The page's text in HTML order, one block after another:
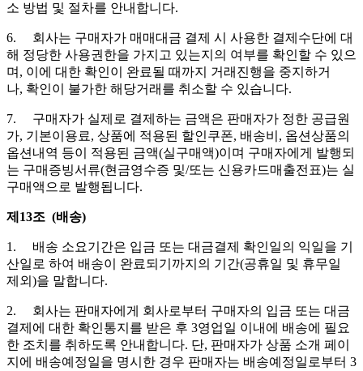
소 방법 및 절차를 안내합니다.
6. 회사는 구매자가 매매대금 결제 시 사용한 결제수단에 대
해 정당한 사용권한을 가지고 있는지의 여부를 확인할 수 있으
며, 이에 대한 확인이 완료될 때까지 거래진행을 중지하거
나, 확인이 불가한 해당거래를 취소할 수 있습니다.
7. 구매자가 실제로 결제하는 금액은 판매자가 정한 공급원
가, 기본이용료, 상품에 적용된 할인쿠폰, 배송비, 옵션상품의
옵션내역 등이 적용된 금액(실구매액)이며 구매자에게 발행되
는 구매증빙서류(현금영수증 및/또는 신용카드매출전표)는 실
구매액으로 발행됩니다.
제13조 (배송)
1. 배송 소요기간은 입금 또는 대금결제 확인일의 익일을 기
산일로 하여 배송이 완료되기까지의 기간(공휴일 및 휴무일
제외)을 말합니다.
2. 회사는 판매자에게 회사로부터 구매자의 입금 또는 대금
결제에 대한 확인통지를 받은 후 3영업일 이내에 배송에 필요
한 조치를 취하도록 안내합니다. 단, 판매자가 상품 소개 페이
지에 배송예정일을 명시한 경우 판매자는 배송예정일로부터 3